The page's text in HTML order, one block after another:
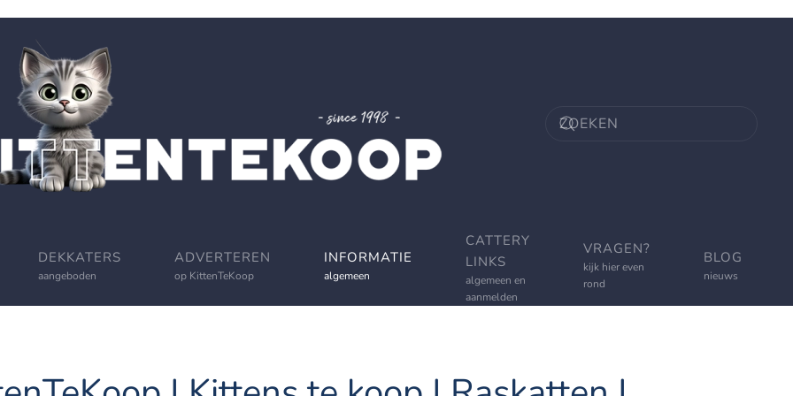
DEKKATERS
aangeboden
ADVERTEREN
op KittenTeKoop
INFORMATIE
algemeen
CATTERY
LINKS
algemeen en
aanmelden
VRAGEN?
kijk hier even
rond
BLOG
nieuws